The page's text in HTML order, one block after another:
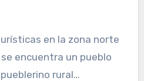
en la zona norte
encuentra un pueblo
pueblerino rural…